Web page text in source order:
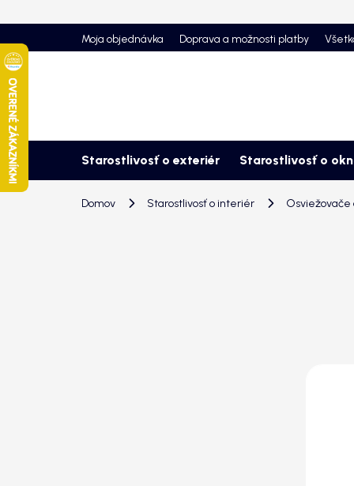
na
obsah
Moja objednávka Doprava a možnosti platby
Starostlivosť o exteriér Starostlivosť o
Domov Starostlivosť o interiér